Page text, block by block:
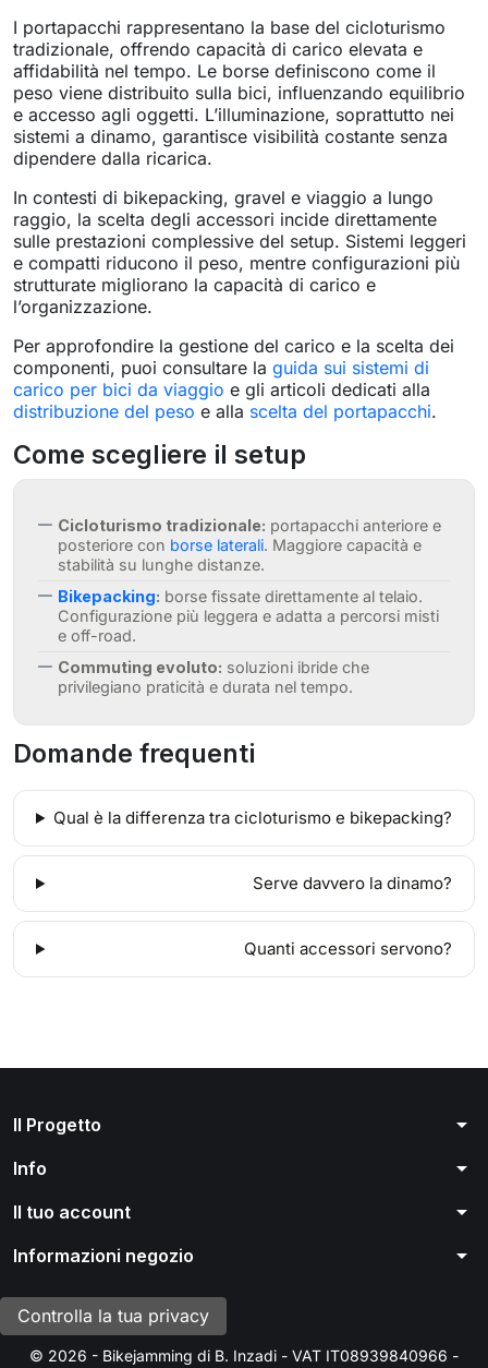
I portapacchi rappresentano la base del cicloturismo
tradizionale, offrendo capacità di carico elevata e
affidabilità nel tempo. Le borse definiscono come il
peso viene distribuito sulla bici, influenzando equilibrio
e accesso agli oggetti. L’illuminazione, soprattutto nei
sistemi a dinamo, garantisce visibilità costante senza
dipendere dalla ricarica.
In contesti di bikepacking, gravel e viaggio a lungo
raggio, la scelta degli accessori incide direttamente
sulle prestazioni complessive del setup. Sistemi leggeri
e compatti riducono il peso, mentre configurazioni più
strutturate migliorano la capacità di carico e
l’organizzazione.
Per approfondire la gestione del carico e la scelta dei
componenti, puoi consultare la guida sui sistemi di
carico per bici da viaggio e gli articoli dedicati alla
distribuzione del peso e alla scelta del portapacchi.
Come scegliere il setup
Cicloturismo tradizionale: portapacchi anteriore e
posteriore con borse laterali. Maggiore capacità e
stabilità su lunghe distanze.
Bikepacking: borse fissate direttamente al telaio.
Configurazione più leggera e adatta a percorsi misti
e off-road.
Commuting evoluto: soluzioni ibride che
privilegiano praticità e durata nel tempo.
Domande frequenti
Qual è la differenza tra cicloturismo e bikepacking?
Serve davvero la dinamo?
Quanti accessori servono?
Il Progetto arrow_drop_down
Info arrow_drop_down
Il tuo account arrow_drop_down
Informazioni negozio arrow_drop_down
Controlla la tua privacy
© 2026 - Bikejamming di B. Inzadi - VAT IT08939840966 -